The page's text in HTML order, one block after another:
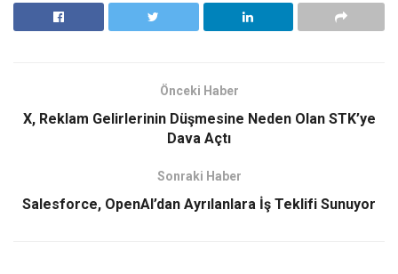
Önceki Haber
X, Reklam Gelirlerinin Düşmesine Neden Olan STK’ye
Dava Açtı
Sonraki Haber
Salesforce, OpenAI’dan Ayrılanlara İş Teklifi Sunuyor